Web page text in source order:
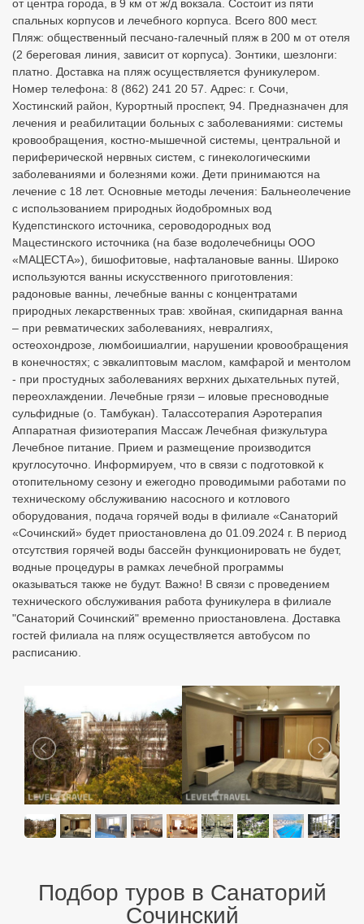
от центра города, в 9 км от ж/д вокзала. Состоит из пяти
спальных корпусов и лечебного корпуса. Всего 800 мест.
Пляж: общественный песчано-галечный пляж в 200 м от отеля
(2 береговая линия, зависит от корпуса). Зонтики, шезлонги:
платно. Доставка на пляж осуществляется фуникулером.
Номер телефона: 8 (862) 241 20 57. Адрес: г. Сочи,
Хостинский район, Курортный проспект, 94. Предназначен для
лечения и реабилитации больных с заболеваниями: системы
кровообращения, костно-мышечной системы, центральной и
периферической нервных систем, с гинекологическими
заболеваниями и болезнями кожи. Дети принимаются на
лечение с 18 лет. Основные методы лечения: Бальнеолечение
с использованием природных йодобромных вод
Кудепстинского источника, сероводородных вод
Мацестинского источника (на базе водолечебницы ООО
«МАЦЕСТА»), бишофитовые, нафталановые ванны. Широко
используются ванны искусственного приготовления:
радоновые ванны, лечебные ванны с концентратами
природных лекарственных трав: хвойная, скипидарная ванна
– при ревматических заболеваниях, невралгиях,
остеохондрозе, люмбоишиалгии, нарушении кровообращения
в конечностях; с эвкалиптовым маслом, камфарой и ментолом
- при простудных заболеваниях верхних дыхательных путей,
переохлаждении. Лечебные грязи – иловые пресноводные
сульфидные (о. Тамбукан). Талассотерапия Аэротерапия
Аппаратная физиотерапия Массаж Лечебная физкультура
Лечебное питание. Прием и размещение производится
круглосуточно. Информируем, что в связи с подготовкой к
отопительному сезону и ежегодно проводимыми работами по
техническому обслуживанию насосного и котлового
оборудования, подача горячей воды в филиале «Санаторий
«Сочинский» будет приостановлена до 01.09.2024 г. В период
отсутствия горячей воды бассейн функционировать не будет,
водные процедуры в рамках лечебной программы
оказываться также не будут. Важно! В связи с проведением
технического обслуживания работа фуникулера в филиале
"Санаторий Сочинский" временно приостановлена. Доставка
гостей филиала на пляж осуществляется автобусом по
расписанию.
Подбор туров в Санаторий
Сочинский